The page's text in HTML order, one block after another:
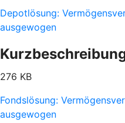
Depotlösung:
ausgewogen
276 KB
Fondslösung:
ausgewogen